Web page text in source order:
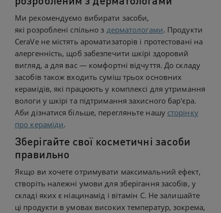
Ми рекомендуємо вибирати засоби,
які розроблені спільно з дерматологами. Продукти
CeraVe не містять ароматизаторів і протестовані на
алергенність, щоб забезпечити шкірі здоровий
вигляд, а для вас — комфортні відчуття. До складу
засобів також входить суміш трьох основних
керамідів, які працюють у комплексі для утримання
вологи у шкірі та підтримання захисного бар'єра.
Аби дізнатися більше, перегляньте нашу сторінку
про кераміди.
Зберігайте свої косметичні засоби
правильно
Якщо ви хочете отримувати максимальний ефект,
створіть належні умови для зберігання засобів, у
складі яких є ніацинамід і вітамін С. Не залишайте
ці продукти в умовах високих температур, зокрема,